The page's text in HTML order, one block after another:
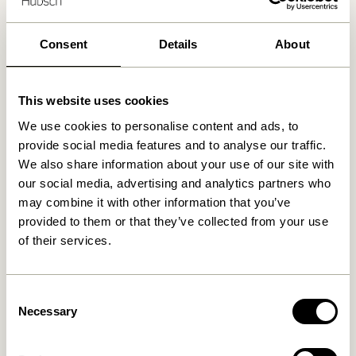
Consent Details About
This website uses cookies
We use cookies to personalise content and ads, to
provide social media features and to analyse our traffic.
We also share information about your use of our site with
our social media, advertising and analytics partners who
may combine it with other information that you’ve
provided to them or that they’ve collected from your use
of their services.
Selection
Necessary
Levering indenfor 1-4 hverdage
Relaterede varer